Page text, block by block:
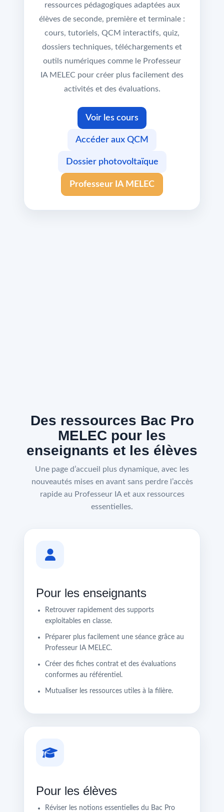
ressources pédagogiques adaptées aux
élèves de seconde, première et terminale :
cours, tutoriels, QCM interactifs, quiz,
dossiers techniques, téléchargements et
outils numériques comme le Professeur
IA MELEC pour créer plus facilement des
activités et des évaluations.
Voir les cours
Accéder aux QCM
Dossier photovoltaïque
Professeur IA MELEC
Des ressources Bac Pro
MELEC pour les
enseignants et les élèves
Une page d’accueil plus dynamique, avec les
nouveautés mises en avant sans perdre l’accès
rapide au Professeur IA et aux ressources
essentielles.
Pour les enseignants
Retrouver rapidement des supports
exploitables en classe.
Préparer plus facilement une séance grâce au
Professeur IA MELEC.
Créer des fiches contrat et des évaluations
conformes au référentiel.
Mutualiser les ressources utiles à la filière.
Pour les élèves
Réviser les notions essentielles du Bac Pro